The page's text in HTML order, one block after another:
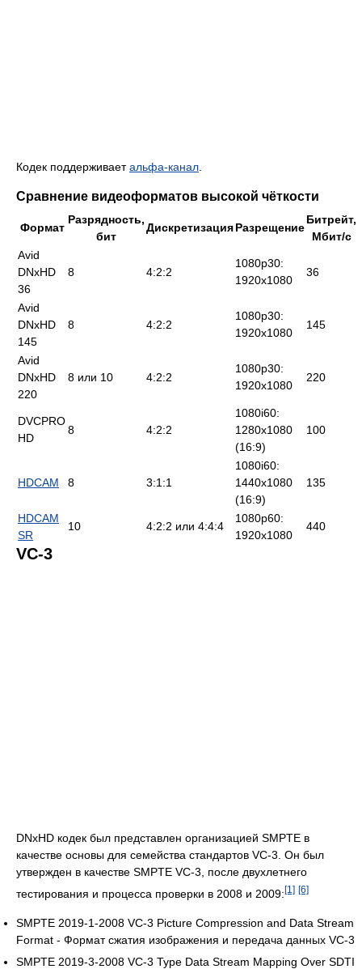
Кодек поддерживаетальфа-канал
Сравнение видеоформатов высокой чёткости
Формат
Разрядность,
бит
ДискретизацияРазрещение
Битрейт,
Мбит/с
Avid
DNxHD
36
8 4:2:2
1080p30:
1920x1080
36
Avid
DNxHD
145
8 4:2:2
1080p30:
1920x1080
145
Avid
DNxHD
220
8 или 10 4:2:2
1080p30:
1920x1080
220
DVCPRO
HD
8 4:2:2
1080i60:
1280x1080
(16:9)
100
HDCAM 8 3:1:1
1080i60:
1440x1080
(16:9)
135
HDCAM
SR
10 4:2:2 или 4:4:4
1080p60:
1920x1080
440
VC-3
DNxHD кодек был представлен организацией SMPTE в
качестве основы для семейства стандартов VC-3. Он был
утвержден в качестве SMPTE VC-3, после двухлетнего
тестирования и процесса проверки в 2008 и 2009:[1] [6]
SMPTE 2019-1-2008 VC-3 Picture Compression and Data Stream
Format - Формат сжатия изображения и передача данных VC-3
SMPTE 2019-3-2008 VC-3 Type Data Stream Mapping Over SDTI